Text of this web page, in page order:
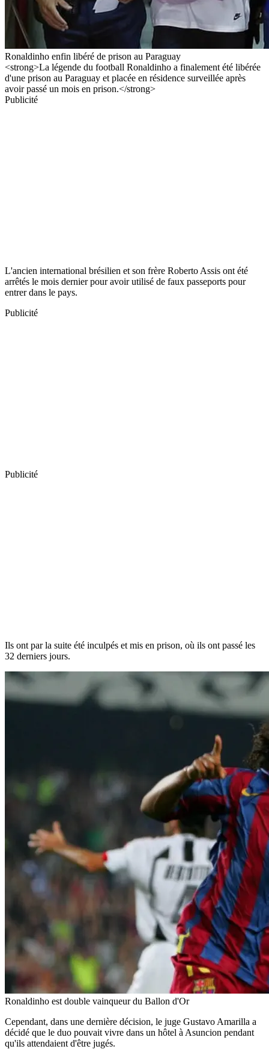
Ronaldinho enfin libéré de prison au Paraguay
<strong>La légende du football Ronaldinho a finalement été libérée
d'une prison au Paraguay et placée en résidence surveillée après
avoir passé un mois en prison.</strong>
Publicité
L'ancien international brésilien et son frère Roberto Assis ont été
arrêtés le mois dernier pour avoir utilisé de faux passeports pour
entrer dans le pays.
Publicité
Publicité
Ils ont par la suite été inculpés et mis en prison, où ils ont passé les
32 derniers jours.
Ronaldinho est double vainqueur du Ballon d'Or
Cependant, dans une dernière décision, le juge Gustavo Amarilla a
décidé que le duo pouvait vivre dans un hôtel à Asuncion pendant
qu'ils attendaient d'être jugés.